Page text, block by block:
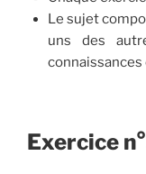
Le sujet
uns des
Exercice